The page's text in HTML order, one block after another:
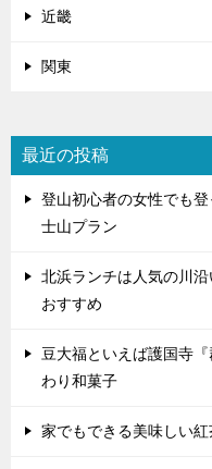
近畿
関東
最近の投稿
登山初心者の女性でも
士山プラン
北浜ランチは人気の川
おすすめ
豆大福といえば護国寺
わり和菓子
家でもできる美味しい